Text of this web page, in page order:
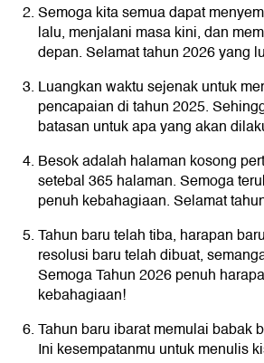
Semoga kita semua dapat
lalu, menjalani masa kini, dan
depan. Selamat tahun 2026 yang
Luangkan waktu sejenak untuk
pencapaian di tahun 2025.
batasan untuk apa yang akan
Besok adalah halaman kosong
setebal 365 halaman. Semoga
penuh kebahagiaan. Selamat
Tahun baru telah tiba, harapan
resolusi baru telah dibuat,
Semoga Tahun 2026 penuh
kebahagiaan!
Tahun baru ibarat memulai babak
Ini kesempatanmu untuk menulis